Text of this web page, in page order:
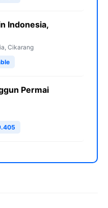
Indonesia,
Cikarang
Permai